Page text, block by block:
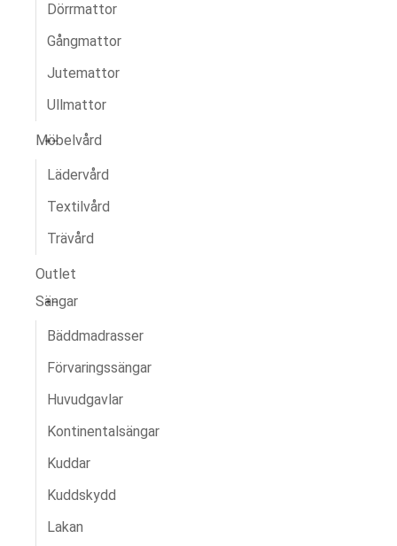
Dörrmattor
Gångmattor
Jutemattor
Ullmattor
Möbelvård
Lädervård
Textilvård
Trävård
Outlet
Sängar
Bäddmadrasser
Förvaringssängar
Huvudgavlar
Kontinentalsängar
Kuddar
Kuddskydd
Lakan